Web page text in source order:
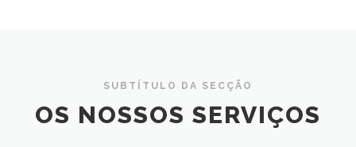
SUBTÍTULO DA SECÇÃO
OS NOSSOS SERVIÇOS